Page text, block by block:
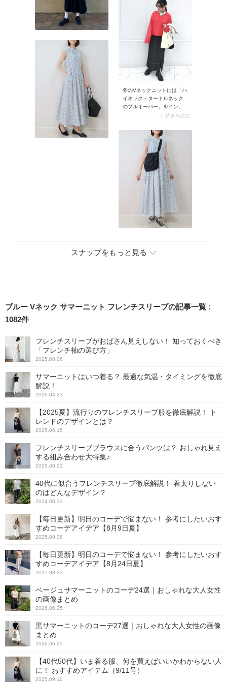
冬のVネックニットには「ハ
イネック・タートルネック
のプルオーバー」をイン。
ニットのVゾーンがより引き
ートルネックの首元が詰ま
って見えず、スッキリ着こ
なせます。さらに襟元から
冷気が入り込むのをシャッ
トアウトできるため、保温
性もグンとアップ。
> 続きを読む
スナップをもっと見る
ブルー Vネック サマーニット フレンチスリーブの記事一覧 :
1082件
フレンチスリーブがおばさん見えしない！ 知っておくべき
「フレンチ袖の選び方」
2025.08.06
サマーニットはいつ着る？ 最適な気温・タイミングを徹底
解説！
2026.04.23
【2025夏】流行りのフレンチスリーブ服を徹底解説！ ト
レンドのデザインとは？
2025.06.15
フレンチスリーブブラウスに合うパンツは？ おしゃれ見え
する組み合わせ大特集♪
2025.08.21
40代に似合うフレンチスリーブ徹底解説！ 着太りしない
のはどんなデザイン？
2024.08.13
【毎日更新】明日のコーデで悩まない！ 参考にしたいおす
すめコーデアイデア【8月9日夏】
2025.08.08
【毎日更新】明日のコーデで悩まない！ 参考にしたいおす
すめコーデアイデア【8月24日夏】
2025.08.23
ベージュサマーニットのコーデ24選｜おしゃれな大人女性
の画像まとめ
2026.06.25
黒サマーニットのコーデ27選｜おしゃれな大人女性の画像
まとめ
2026.06.25
【40代50代】いま着る服、何を買えばいいかわからない人
に！ おすすめアイテム（9/11号）
2025.09.11